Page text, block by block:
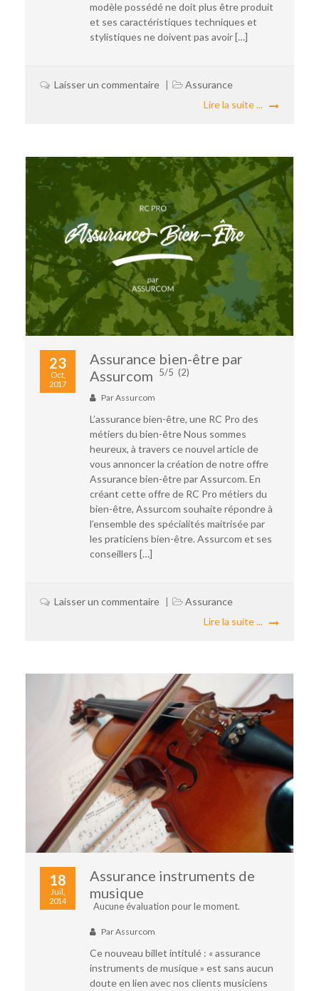
modèle possédé ne doit plus être produit
et ses caractéristiques techniques et
stylistiques ne doivent pas avoir […]
Laisser un commentaire
Assurance
Lire la suite ...
23
Oct,
2017
Assurance bien-être par
Assurcom
5/5 (2)
ParAssurcom
L’assurance bien-être, une RC Pro des
métiers du bien-être Nous sommes
heureux, à travers ce nouvel article de
vous annoncer la création de notre offre
Assurance bien-être par Assurcom. En
créant cette offre de RC Pro métiers du
bien-être, Assurcom souhaite répondre à
l’ensemble des spécialités maitrisée par
les praticiens bien-être. Assurcom et ses
conseillers […]
Laisser un commentaire
Assurance
Lire la suite ...
18
Juil,
2014
Assurance instruments de
musique
Aucune évaluation pour le moment.
ParAssurcom
Ce nouveau billet intitulé : « assurance
instruments de musique » est sans aucun
doute en lien avec nos clients musiciens